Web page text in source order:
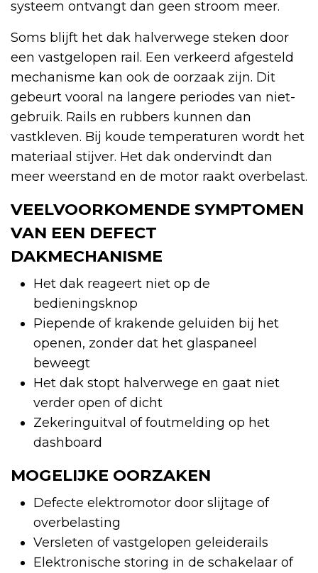
systeem ontvangt dan geen stroom meer.
Soms blijft het dak halverwege steken door
een vastgelopen rail. Een verkeerd afgesteld
mechanisme kan ook de oorzaak zijn. Dit
gebeurt vooral na langere periodes van niet-
gebruik. Rails en rubbers kunnen dan
vastkleven. Bij koude temperaturen wordt het
materiaal stijver. Het dak ondervindt dan
meer weerstand en de motor raakt overbelast.
VEELVOORKOMENDE SYMPTOMEN
VAN EEN DEFECT
DAKMECHANISME
Het dak reageert niet op de
bedieningsknop
Piepende of krakende geluiden bij het
openen, zonder dat het glaspaneel
beweegt
Het dak stopt halverwege en gaat niet
verder open of dicht
Zekeringuitval of foutmelding op het
dashboard
MOGELIJKE OORZAKEN
Defecte elektromotor door slijtage of
overbelasting
Versleten of vastgelopen geleiderails
Elektronische storing in de schakelaar of